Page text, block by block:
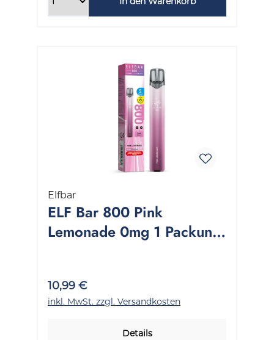
Elfbar
ELF Bar 800 Pink
Lemonade 0mg 1 Packung
10,99 €
inkl. MwSt. zzgl. Versandkosten
Details